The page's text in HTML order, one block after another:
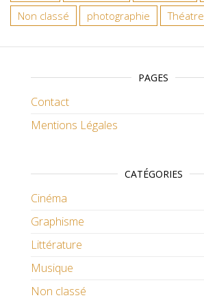
Non classé
photographie Théatre
PAGES
Contact
Mentions Légales
CATÉGORIES
Cinéma
Graphisme
Littérature
Musique
Non classé